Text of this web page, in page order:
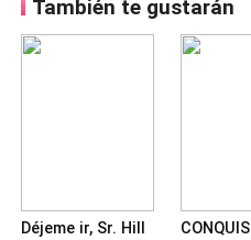
También te gustarán
Déjeme ir, Sr. Hill